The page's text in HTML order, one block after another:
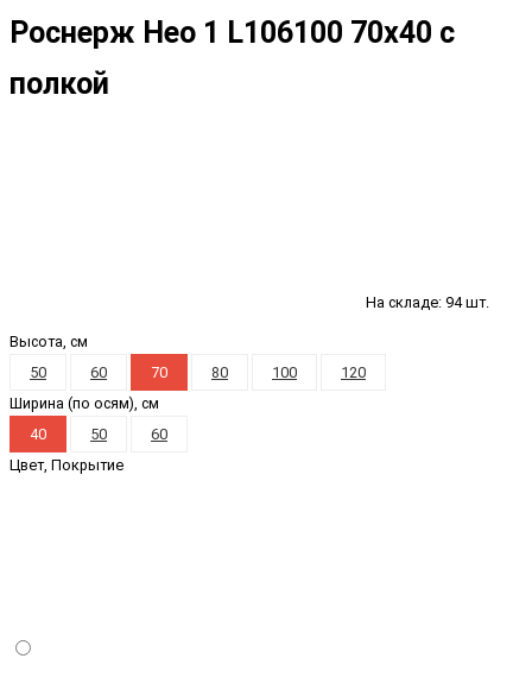
Роснерж Нео 1 L106100 70x40 с
полкой
На складе: 94 шт.
Высота, см
50
60 70 80 100
120
Ширина (по осям), см
40
50
60
Цвет, Покрытие